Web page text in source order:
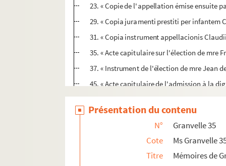
23. « Copie de l'appellation émise ensuite
29. « Copia juramenti prestiti per
31. « Copia instrument appellacionis
35. « Acte capitulaire sur l'élection de mre
37. « Instrument de l'élection de mre Jean
45. « Acte capitulaire de l'admission à la
49. « Copie des premières bulles de
54. « Bulle pour mre Louis de Rye,
56. « Autre bulle sur les réserves faites au
60. « Placet de l'empereur Charles V
62. « Remontrances faites à l'empereur
Présentation du contenu
N°
Granvelle 35
Cote
Ms Granvelle
Titre
Mémoires de